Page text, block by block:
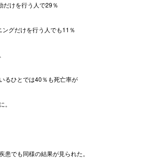
だけを行う人で29％
グだけを行う人でも11％
るひとでは40％も死亡率が
患でも同様の結果が見られた。